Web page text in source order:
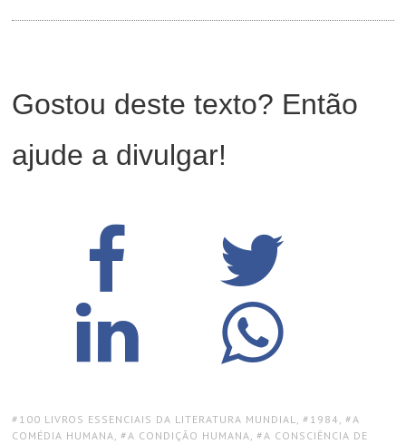
Gostou deste texto? Então
ajude a divulgar!
TAGS:
100 LIVROS ESSENCIAIS DA LITERATURA MUNDIAL, 1984, A
COMÉDIA HUMANA, A CONDIÇÃO HUMANA, A CONSCIÊNCIA DE